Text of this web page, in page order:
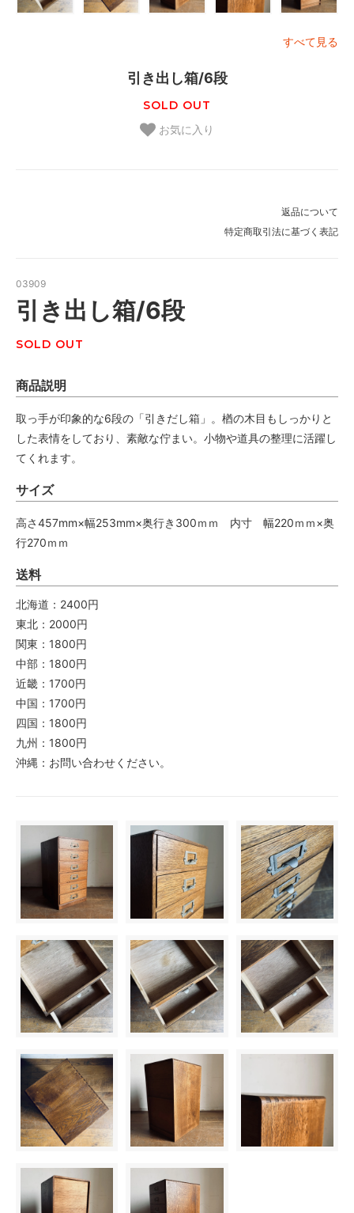
すべて見る
引き出し箱/6段
SOLD OUT
お気に入り
返品について
特定商取引法に基づく表記
03909
引き出し箱/6段
SOLD OUT
商品説明
取っ手が印象的な6段の「引きだし箱」。楢の木目もしっかりと
した表情をしており、素敵な佇まい。小物や道具の整理に活躍し
てくれます。
サイズ
高さ457mm×幅253mm×奥行き300ｍｍ 内寸 幅220ｍｍ×奥
行270ｍｍ
送料
北海道：2400円
東北：2000円
関東：1800円
中部：1800円
近畿：1700円
中国：1700円
四国：1800円
九州：1800円
沖縄：お問い合わせください。